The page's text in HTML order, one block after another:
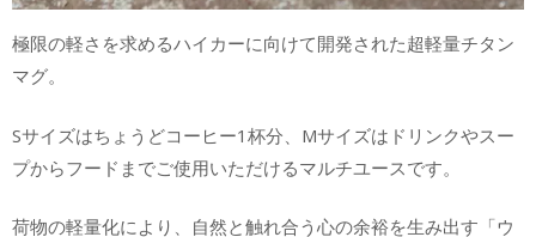
極限の軽さを求めるハイカーに向けて開発された超軽量チタン
マグ。
Sサイズはちょうどコーヒー1杯分、Mサイズはドリンクやスー
プからフードまでご使用いただけるマルチユースです。
荷物の軽量化により、自然と触れ合う心の余裕を生み出す「ウ